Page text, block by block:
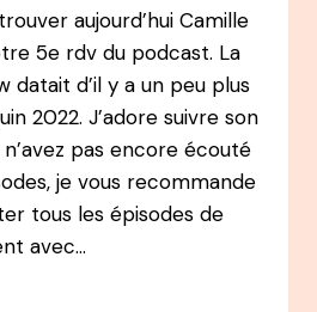
aujourd’hui Camille
5e rdv du podcast. La
datait d’il y a un peu plus
2022. J’adore suivre son
pas encore écouté
je vous recommande
tous les épisodes de
avec…